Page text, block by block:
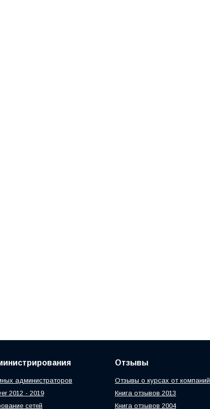
администраторов
2012 - 2019
сетей
Отзывы
Отзывы о курсах от компаний
Книга отзывов 2013
Книга отзывов 2004